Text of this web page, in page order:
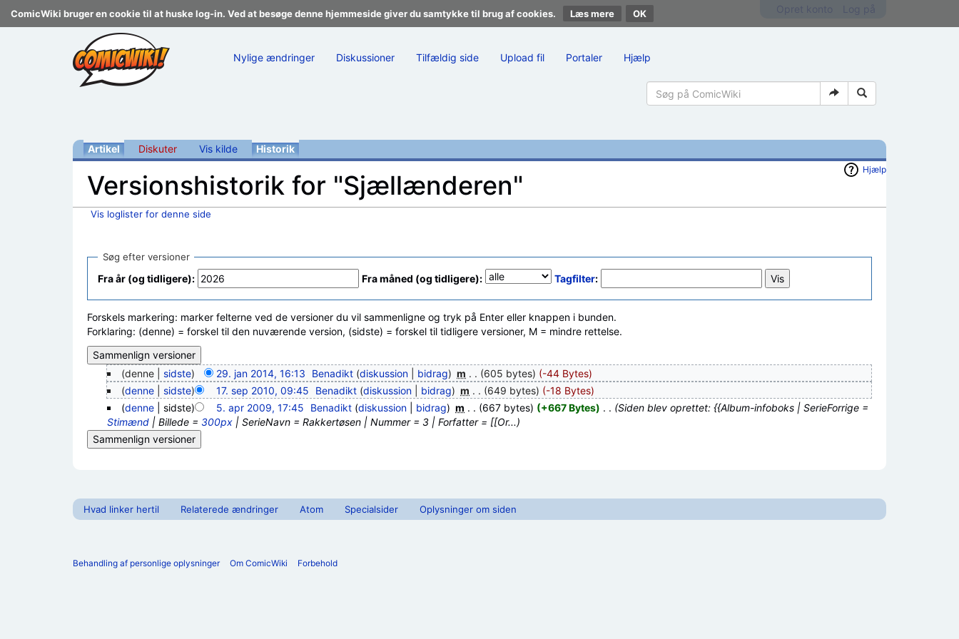
ComicWiki bruger en cookie til at huske log-in. Ved at besøge denne hjemmeside giver du samtykke til brug af cookies. Læs mere
Nylige ændringer Diskussioner Tilfældig side Upload fil Portaler Hjælp
Artikel Diskuter Vis kilde Historik
Hjælp
Versionshistorik for "Sjællænderen"
Vis loglister for denne side
Søg efter versioner
Fra år (og tidligere): Fra måned (og tidligere): Tagfilter:
Forskels markering: marker felterne ved de versioner du vil sammenligne og tryk på Enter eller knappen i bunden.
Forklaring: (denne) = forskel til den nuværende version, (sidste) = forskel til tidligere versioner, M = mindre rettelse.
(denne | sidste) 29. jan 2014, 16:13 Benadikt (diskussion bidrag) ‎m . . (605 bytes) (-44 Bytes)
(denne| sidste) 17. sep 2010, 09:45 Benadikt (diskussion bidrag) ‎m . . (649 bytes) (-18 Bytes)
(denne| sidste) 5. apr 2009, 17:45 Benadikt (diskussion bidrag) ‎m . . (667 bytes) (+667 Bytes) . . (Siden blev oprettet: {{Album-infoboks | SerieForrige =
Stimænd| Billede = 300px| SerieNavn = Rakkertøsen | Nummer = 3 | Forfatter = [[Or...)
Hvad linker hertil Relaterede ændringer Atom Specialsider Oplysninger om siden
Behandling af personlige oplysninger Om ComicWiki Forbehold